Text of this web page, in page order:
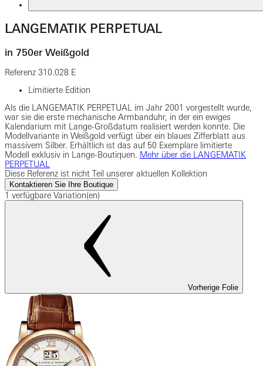
LANGEMATIK PERPETUAL
in 750er Weißgold
Referenz 310.028 E
Limitierte Edition
Als die LANGEMATIK PERPETUAL im Jahr 2001 vorgestellt wurde,
war sie die erste mechanische Armbanduhr, in der ein ewiges
Kalendarium mit Lange-Großdatum realisiert werden konnte. Die
Modellvariante in Weißgold verfügt über ein blaues Zifferblatt aus
massivem Silber. Erhältlich ist das auf 50 Exemplare limitierte
Modell exklusiv in Lange-Boutiquen. Mehr über die LANGEMATIK
PERPETUAL
Diese Referenz ist nicht Teil unserer aktuellen Kollektion
Kontaktieren Sie Ihre Boutique
1 verfügbare Variation(en)
Vorherige Folie